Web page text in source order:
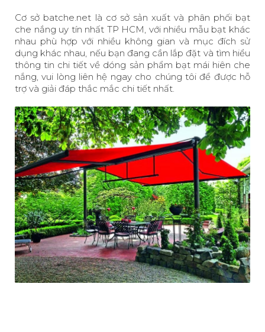
Cơ sở batche.net là cơ sở sản xuất và phân phối bạt
che nắng uy tín nhất TP HCM, với nhiều mẫu bạt khác
nhau phù hợp với nhiều không gian và mục đích sử
dụng khác nhau, nếu bạn đang cần lắp đặt và tìm hiểu
thông tin chi tiết về dóng sản phẩm bạt mái hiên che
nắng, vui lòng liên hệ ngay cho chúng tôi để được hỗ
trợ và giải đáp thắc mắc chi tiết nhất.